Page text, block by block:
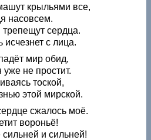
крыльями все,
насовсем.
трепещут сердца.
исчезнет с лица.
мир обид,
уже не простит.
тоской,
этой мирской.
сжалось моё.
вороньё!
сильней и сильней!